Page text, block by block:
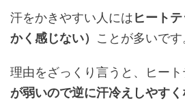
汗をかきやすい人にはヒート
かく感じない） ことが多いです
理由をざっくり言うと、ヒー
が弱いので逆に汗冷えしやすく